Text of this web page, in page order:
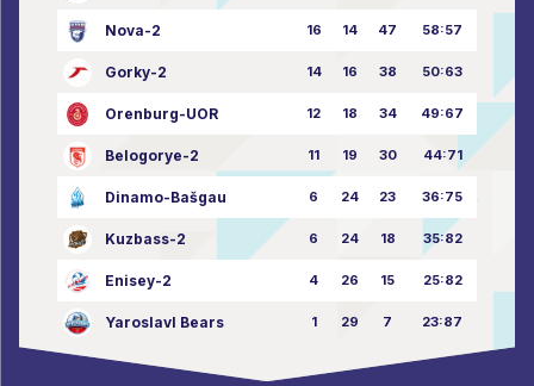
Nova-2 16 14 47 58:57
Gorky-2 14 16 38 50:63
Orenburg-UOR 12 18 34 49:67
Belogorye-2 11 19 30 44:71
Dinamo-Bašgau 6 24 23 36:75
Kuzbass-2 6 24 18 35:82
Enisey-2 4 26 15 25:82
Yaroslavl Bears 1 29 7 23:87